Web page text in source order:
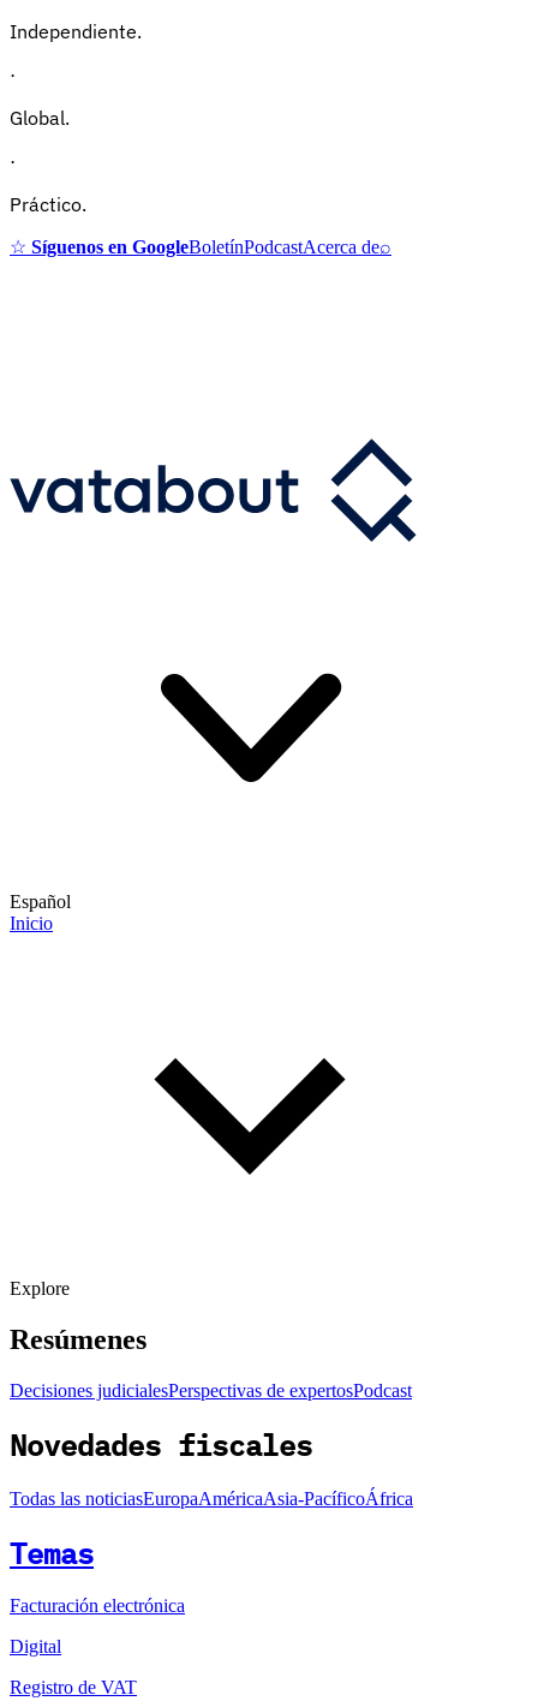
Independiente.
·
Global.
·
Práctico.
☆ Síguenos en GoogleBoletínPodcastAcerca de⌕
Español
Inicio
Explore
Resúmenes
Decisiones judicialesPerspectivas de expertosPodcast
Novedades fiscales
Todas las noticiasEuropaAméricaAsia-PacíficoÁfrica
Temas
Facturación electrónica
Digital
Registro de VAT